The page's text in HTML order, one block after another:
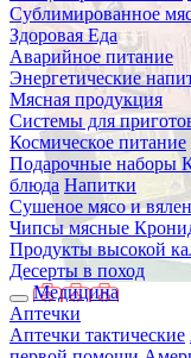
Сублимированное
Здоровая Еда
Аварийное питание
Энергетические
Мясная продукция
Системы для
Космическое питание
Подарочные наборы
блюда Напитки
Сушеное мясо и
Чипсы мясные
Продукты высокой
Десерты в поход
Медицина
Аптечки
Аптечки тактические